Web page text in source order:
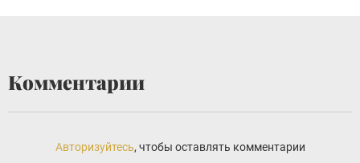
Комментарии
Авторизуйтесь, чтобы оставлять комментарии